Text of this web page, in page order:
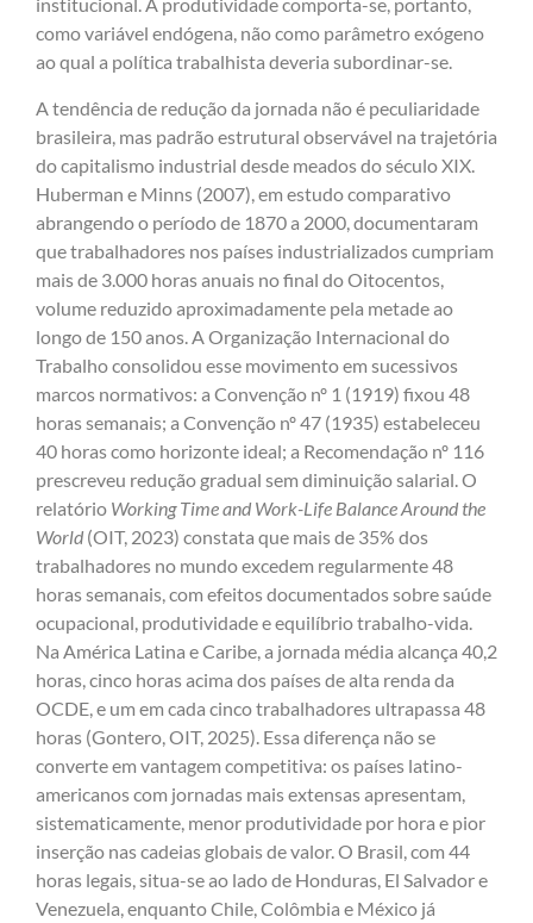
como variável endógena, não como parâmetro exógeno
ao qual a política trabalhista deveria subordinar-se.
A tendência de redução da jornada não é peculiaridade
brasileira, mas padrão estrutural observável na trajetória
do capitalismo industrial desde meados do século XIX.
Huberman e Minns (2007), em estudo comparativo
abrangendo o período de 1870 a 2000, documentaram
que trabalhadores nos países industrializados cumpriam
mais de 3.000 horas anuais no final do Oitocentos,
volume reduzido aproximadamente pela metade ao
longo de 150 anos. A Organização Internacional do
Trabalho consolidou esse movimento em sucessivos
marcos normativos: a Convenção nº 1 (1919) fixou 48
horas semanais; a Convenção nº 47 (1935) estabeleceu
40 horas como horizonte ideal; a Recomendação nº 116
prescreveu redução gradual sem diminuição salarial. O
relatório Working Time and Work-Life Balance Around the
World (OIT, 2023) constata que mais de 35% dos
trabalhadores no mundo excedem regularmente 48
horas semanais, com efeitos documentados sobre saúde
ocupacional, produtividade e equilíbrio trabalho-vida.
Na América Latina e Caribe, a jornada média alcança 40,2
horas, cinco horas acima dos países de alta renda da
OCDE, e um em cada cinco trabalhadores ultrapassa 48
horas (Gontero, OIT, 2025). Essa diferença não se
converte em vantagem competitiva: os países latino-
americanos com jornadas mais extensas apresentam,
sistematicamente, menor produtividade por hora e pior
inserção nas cadeias globais de valor. O Brasil, com 44
horas legais, situa-se ao lado de Honduras, El Salvador e
Venezuela, enquanto Chile, Colômbia e México já